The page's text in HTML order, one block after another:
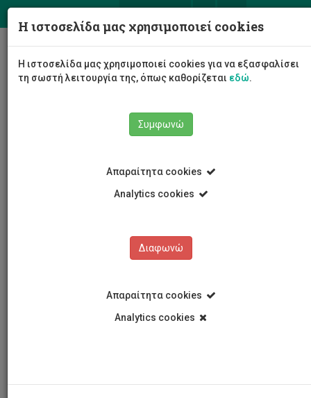
Η ιστοσελίδα μας χρησιμοποιεί cookies
Η ιστοσελίδα μας χρησιμοποιεί cookies για να εξασφαλίσει
τη σωστή λειτουργία της, όπως καθορίζεται εδώ.
Συμφωνώ
Απαραίτητα cookies
Analytics cookies
Διαφωνώ
Απαραίτητα cookies
Analytics cookies